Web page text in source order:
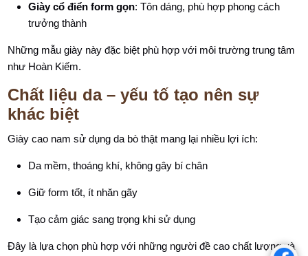
Giày cổ điển form gọn: Tôn dáng, phù hợp phong cách
trưởng thành
Những mẫu giày này đặc biệt phù hợp với môi trường trung tâm
như Hoàn Kiếm.
Chất liệu da – yếu tố tạo nên sự
khác biệt
Giày cao nam sử dụng da bò thật mang lại nhiều lợi ích:
Da mềm, thoáng khí, không gây bí chân
Giữ form tốt, ít nhăn gãy
Tạo cảm giác sang trọng khi sử dụng
Đây là lựa chọn phù hợp với những người đề cao chất lượng và